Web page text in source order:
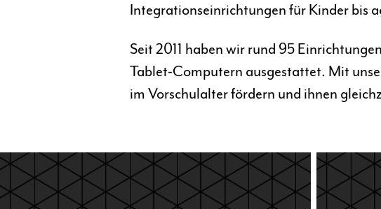
Integrationseinrichtungen für Kinder bis
Seit 2011 haben wir rund 95
Tablet-Computern ausgestattet. Mit
im Vorschulalter fördern und ihnen